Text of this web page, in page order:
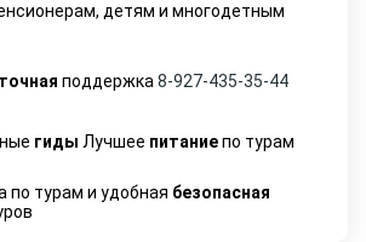
детям и многодетным
поддержка 8-927-435-35-44
гиды Лучшее питаниепо турам
по турам и удобная безопасная